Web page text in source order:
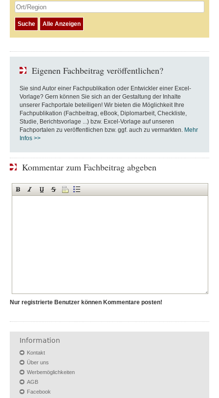
Eigenen Fachbeitrag veröffentlichen?
Sie sind Autor einer Fachpublikation oder Entwickler einer Excel-
Vorlage? Gern können Sie sich an der Gestaltung der Inhalte
unserer Fachportale beteiligen! Wir bieten die Möglichkeit Ihre
Fachpublikation (Fachbeitrag, eBook, Diplomarbeit, Checkliste,
Studie, Berichtsvorlage ...) bzw. Excel-Vorlage auf unseren
Fachportalen zu veröffentlichen bzw. ggf. auch zu vermarkten. Mehr
Infos >>
Kommentar zum Fachbeitrag abgeben
Nur registrierte Benutzer können Kommentare posten!
Information
Kontakt
Über uns
Werbemöglichkeiten
AGB
Facebook